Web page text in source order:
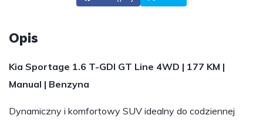
Opis
Kia Sportage 1.6 T-GDI GT Line 4WD | 177 KM |
Manual | Benzyna
Dynamiczny i komfortowy SUV idealny do codziennej